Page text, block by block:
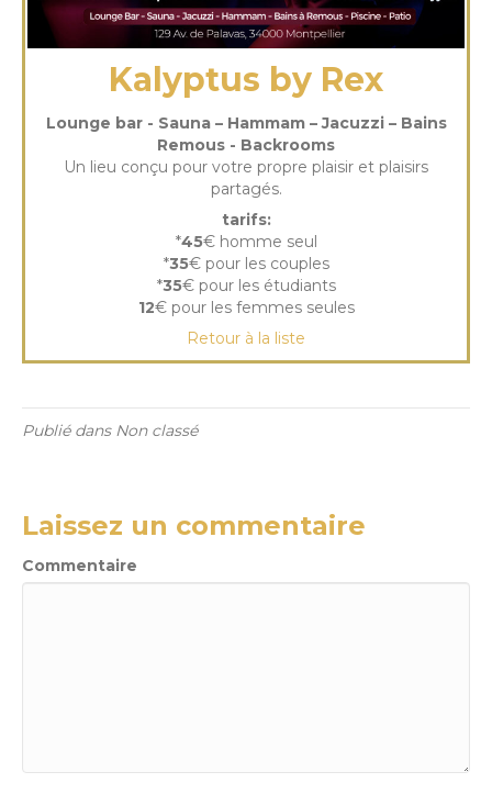
Kalyptus by Rex
Lounge bar - Sauna – Hammam – Jacuzzi – Bains
Remous - Backrooms
Un lieu conçu pour votre propre plaisir et plaisirs
partagés.
tarifs:
*45€ homme seul
*35€ pour les couples
*35€ pour les étudiants
12€ pour les femmes seules
Retour à la liste
Publié dans Non classé
Laissez un commentaire
Commentaire